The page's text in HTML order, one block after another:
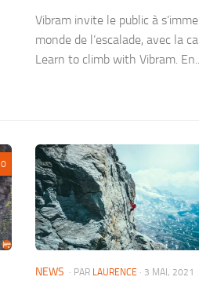
Vibram invite le public à
monde de l’escalade, avec la
Learn to climb with Vibram.
0
NEWS · PAR LAURENCE · 3 MAI, 2021